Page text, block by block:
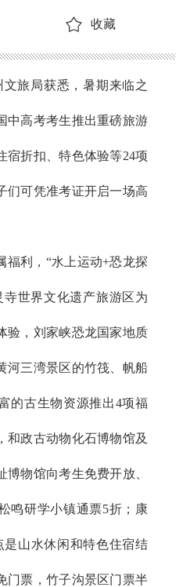
收藏
旅局获悉，暑期来临之
中高考考生推出重磅旅游
宿折扣、特色体验等24项
们可凭准考证开启一场高
福利，“水上运动+恐龙探
世界文化遗产旅游区为
验，刘家峡恐龙国家地质
河三湾景区的竹筏、帆船
的古生物资源推出4项福
和政古动物化石博物馆及
物馆向考生免费开放、
鸣研学小镇通票5折；康
是山水休闲和特色住宿结
门票，竹子沟景区门票半